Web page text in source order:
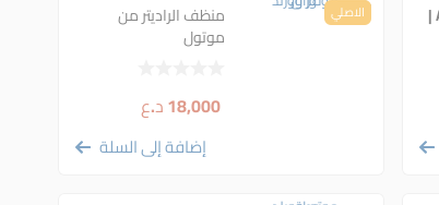
دهن كير امزويل | ATF | الاصلي منظف الراديتر من
موتول
18,000د.ع
إضافة إلى السلة